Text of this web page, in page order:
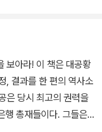
은 대공황
, 결과를 한 편의 역사소
은 당시 최고의 권력을
행 총재들이다. 그들은